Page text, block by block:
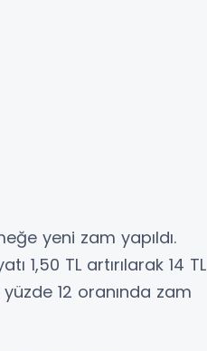
yeni zam yapıldı.
1,50 TL artırılarak 14 TL
12 oranında zam